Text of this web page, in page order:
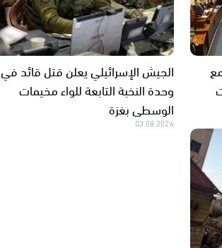
الجيش الإسرائيلي يعلن قتل قائد في
وحدة النخبة التابعة للواء مخيمات
الوسطى بغزة
03.08.2026